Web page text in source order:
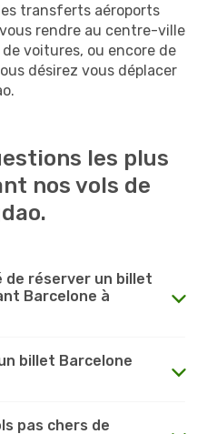
transferts aéroports
rendre au centre-ville
voitures, ou encore de
désirez vous déplacer
les plus
nos vols de
de réserver un billet
Barcelone à
billet Barcelone
pas chers de